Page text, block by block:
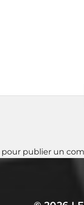
pour publier un